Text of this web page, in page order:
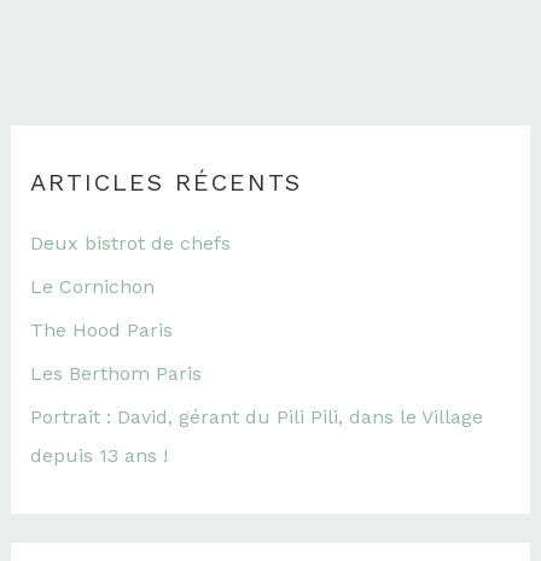
ARTICLES RÉCENTS
Deux bistrot de chefs
Le Cornichon
The Hood Paris
Les Berthom Paris
Portrait : David, gérant du Pili Pili, dans le Village
depuis 13 ans !